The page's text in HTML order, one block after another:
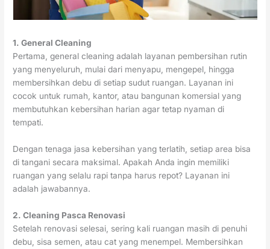
1. General Cleaning
Pertama, general cleaning adalah layanan pembersihan rutin
yang menyeluruh, mulai dari menyapu, mengepel, hingga
membersihkan debu di setiap sudut ruangan. Layanan ini
cocok untuk rumah, kantor, atau bangunan komersial yang
membutuhkan kebersihan harian agar tetap nyaman di
tempati.
Dengan tenaga jasa kebersihan yang terlatih, setiap area bisa
di tangani secara maksimal. Apakah Anda ingin memiliki
ruangan yang selalu rapi tanpa harus repot? Layanan ini
adalah jawabannya.
2. Cleaning Pasca Renovasi
Setelah renovasi selesai, sering kali ruangan masih di penuhi
debu, sisa semen, atau cat yang menempel. Membersihkan